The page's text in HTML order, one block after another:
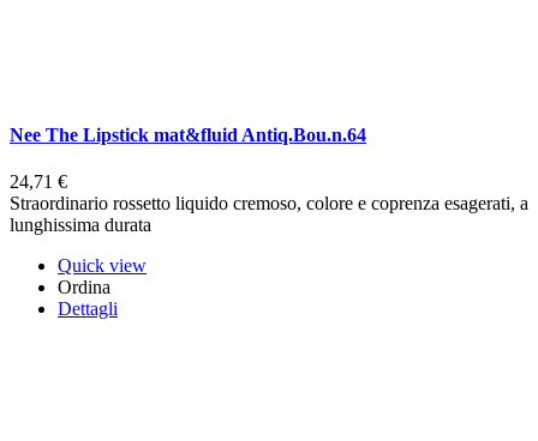
Nee The Lipstick mat&fluid Antiq.Bou.n.64
24,71 €
Straordinario rossetto liquido cremoso, colore e coprenza esagerati, a
lunghissima durata
Quick view
Ordina
Dettagli